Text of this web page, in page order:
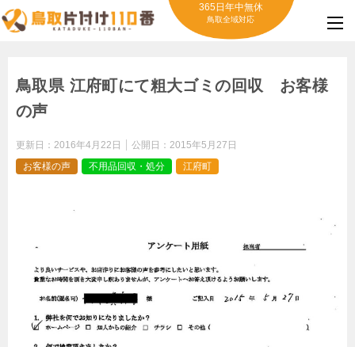
365日年中無休
鳥取全域対応
鳥取県 江府町にて粗大ゴミの回収 お客様
の声
更新日： 2016年4月22日 公開日： 2015年5月27日
お客様の声
不用品回収・処分 江府町